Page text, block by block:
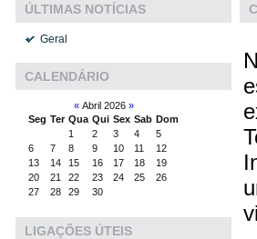
ÚLTIMAS NOTÍCIAS
Geral
CALENDÁRIO
«Abril 2026 »
Seg Ter Qua Qui Sex Sab Dom
1
2 3 4
5
6
7 8 9 10 11
12
13
14 15 16 17 18
19
20
21 22 23 24 25
26
27
28 29 30
LIGAÇÕES ÚTEIS